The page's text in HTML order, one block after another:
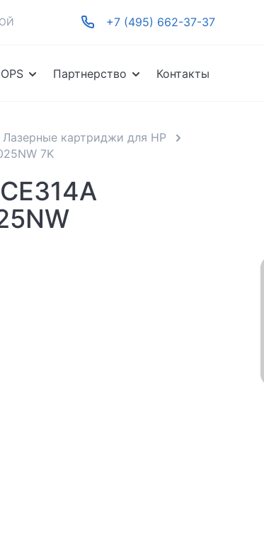
+7 (495) 662-37-37
OPS Партнерство Контакты
Лазерные картриджи для HP
7K